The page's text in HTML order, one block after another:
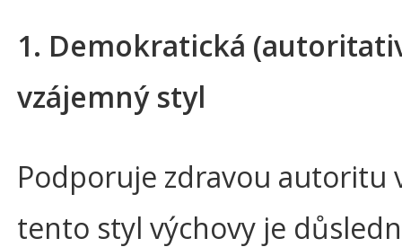
1. Demokratická
vzájemný styl
Podporuje zdravou autoritu
tento styl výchovy je